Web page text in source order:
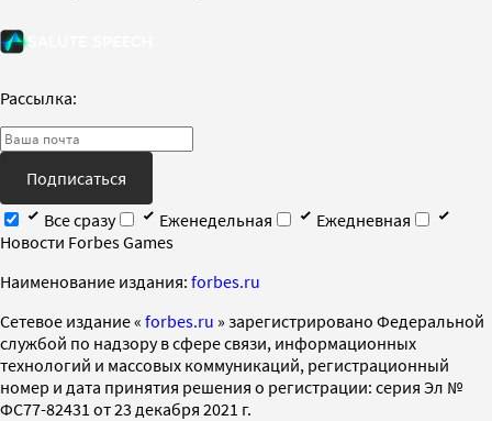
Рассылка:
Подписаться
Все сразу
Еженедельная
Ежедневная
Новости Forbes Games
Наименование издания: forbes.ru
Cетевое издание « forbes.ru » зарегистрировано Федеральной
службой по надзору в сфере связи, информационных
технологий и массовых коммуникаций, регистрационный
номер и дата принятия решения о регистрации: серия Эл №
ФС77-82431 от 23 декабря 2021 г.